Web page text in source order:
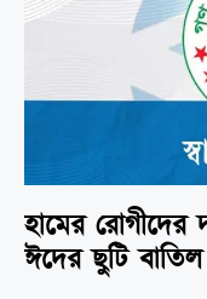
হামের রোগীদের
ঈদের ছুটি বাতিল